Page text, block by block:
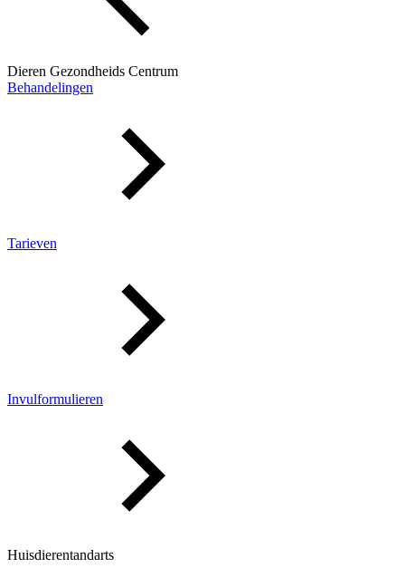
Dieren Gezondheids Centrum
Behandelingen
Tarieven
Invulformulieren
Huisdierentandarts